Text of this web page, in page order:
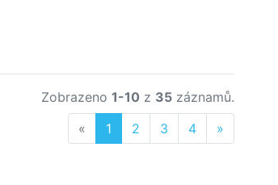
Zobrazeno 1-10 z 35 záznamů.
« Previous
1 2 3 4 »